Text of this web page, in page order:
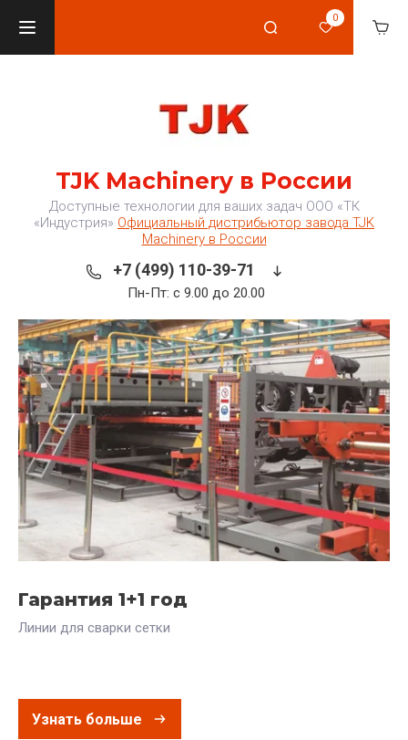
0
TJK Machinery в России
Доступные технологии для ваших задач ООО «ТК
«Индустрия» Официальный дистрибьютор завода TJK
Machinery в России
+7 (499) 110-39-71
Пн-Пт: с 9.00 до 20.00
Гарантия 1+1 год
Линии для сварки сетки
Узнать больше